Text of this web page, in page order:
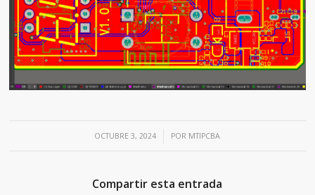
OCTUBRE 3, 2024
/ POR MTIPCBA
Compartir esta entrada